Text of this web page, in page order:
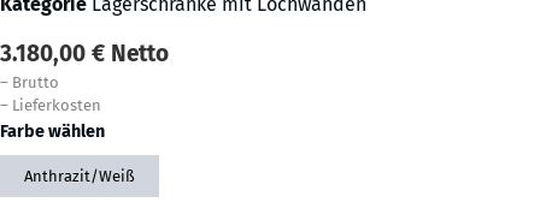
Kategorie Lagerschränke mit Lochwänden
3.180,00 € Netto
– Brutto
– Lieferkosten
Farbe wählen
Anthrazit/Weiß